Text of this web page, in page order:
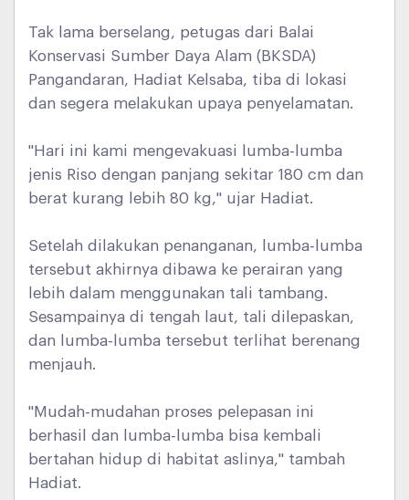
Tak lama berselang, petugas dari Balai
Konservasi Sumber Daya Alam (BKSDA)
Pangandaran, Hadiat Kelsaba, tiba di lokasi
dan segera melakukan upaya penyelamatan.
"Hari ini kami mengevakuasi lumba-lumba
jenis Riso dengan panjang sekitar 180 cm dan
berat kurang lebih 80 kg," ujar Hadiat.
Setelah dilakukan penanganan, lumba-lumba
tersebut akhirnya dibawa ke perairan yang
lebih dalam menggunakan tali tambang.
Sesampainya di tengah laut, tali dilepaskan,
dan lumba-lumba tersebut terlihat berenang
menjauh.
"Mudah-mudahan proses pelepasan ini
berhasil dan lumba-lumba bisa kembali
bertahan hidup di habitat aslinya," tambah
Hadiat.